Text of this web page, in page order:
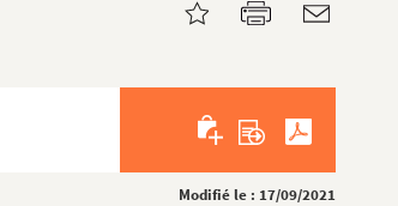
Modifié le : 17/09/2021